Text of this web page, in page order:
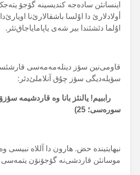
اینسانئن سادەجە کندیسینە گۆجۆ
أولادلارئ دا اۇلسا باشقالارئ‌نا
اۇلما دئشئندا بیر شەی یاپامایاجاق‌تئر.
قاومی‌نین سؤز دینلەمەمەسی
سؤیلەدیگی سؤز چۇق آنلاملئ‌دئر:
راببیم! یالنئز بانا وە قاردشیمە
سورەسی؛ 25
)
نیهایتیندە حض. هارون دا آللاە
موسانئن قاردشی‌نە گۆجۆنۆن یتمەسی